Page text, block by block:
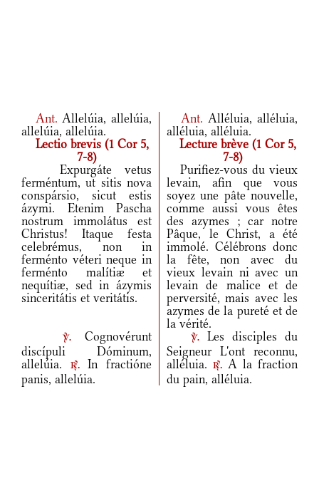
Ant.Allelúia, allelúia,
allelúia, allelúia.
Ant.Alléluia, alléluia,
alléluia, alléluia.
Lectio brevis (1 Cor 5,
7-8)
Lecture brève (1 Cor 5,
7-8)
Expurgáte vetus
ferméntum, ut sitis nova
conspársio, sicut estis
ázymi. Etenim Pascha
nostrum immolátus est
Christus! Itaque festa
celebrémus, non in
ferménto véteri neque in
ferménto malítiæ et
nequítiæ, sed in ázymis
sinceritátis et veritátis.
Purifiez-vous du vieux
levain, afin que vous
soyez une pâte nouvelle,
comme aussi vous êtes
des azymes ; car notre
Pâque, le Christ, a été
immolé. Célébrons donc
la fête, non avec du
vieux levain ni avec un
levain de malice et de
perversité, mais avec les
azymes de la pureté et de
la vérité.
v.Cognovérunt
discípuli Dóminum,
allelúia.
r.In fractióne
panis, allelúia.
v.Les disciples du
Seigneur L'ont reconnu,
alléluia. r. A la fraction
du pain, alléluia.